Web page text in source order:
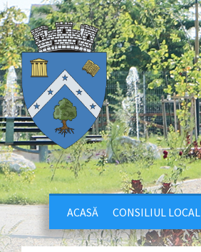
ACASĂ CONSILIUL LOCAL